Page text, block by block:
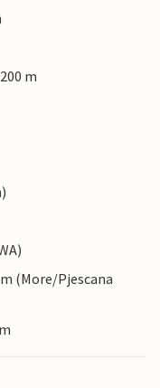
m
(More/Pjescana